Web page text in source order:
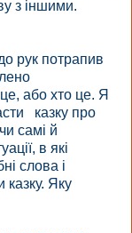
з іншими.
рук потрапив
або хто це. Я
казку про
самі й
в які
слова і
Яку